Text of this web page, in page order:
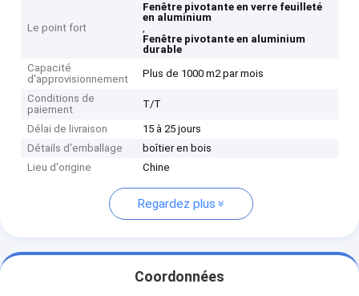
Le point fort
Fenêtre pivotante en verre feuilleté
en aluminium
,
Fenêtre pivotante en aluminium
durable
Capacité
d'approvisionnement
Plus de 1000 m2 par mois
Conditions de
paiement
T/T
Délai de livraison
15 à 25 jours
Détails d'emballage
boîtier en bois
Lieu d'origine
Chine
Regardez plus
Coordonnées